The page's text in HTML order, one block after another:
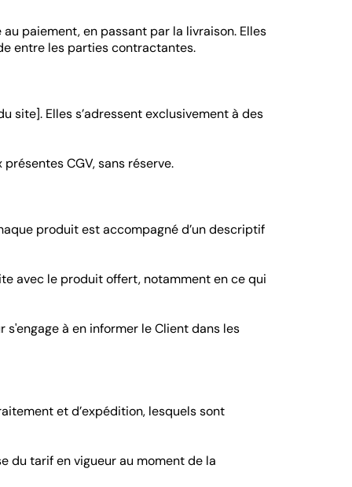
paiement, en passant par la livraison. Elles
entre les parties contractantes.
site]. Elles s’adressent exclusivement à des
CGV, sans réserve.
produit est accompagné d’un descriptif
avec le produit offert, notamment en ce qui
à en informer le Client dans les
et d’expédition, lesquels sont
du tarif en vigueur au moment de la